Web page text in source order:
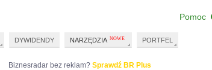
Biznesradar bez reklam? Sprawdź BR Plus
DYWIDENDY NARZĘDZIA PORTFEL
Pomoc